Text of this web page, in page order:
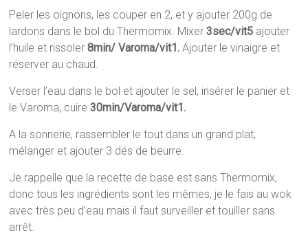
Peler les oignons, les couper en 2, et y ajouter 200g de
lardons dans le bol du Thermomix. Mixer3sec/vit5 ajouter
l’huile et rissoler8min/ Varoma/vit1.Ajouter le vinaigre et
réserver au chaud.
Verser l’eau dans le bol et ajouter le sel, insérer le panier et
le Varoma, cuire30min/Varoma/vit1.
A la sonnerie, rassembler le tout dans un grand plat,
mélanger et ajouter 3 dés de beurre.
Je rappelle que la recette de base est sans Thermomix,
donc tous les ingrédients sont les mêmes, je le fais au wok
avec très peu d’eau mais il faut surveiller et touiller sans
arrêt.